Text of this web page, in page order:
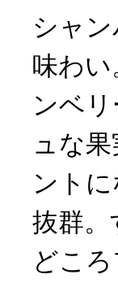
シャ
味わ
ンベ
ュな
ント
抜群
どこ